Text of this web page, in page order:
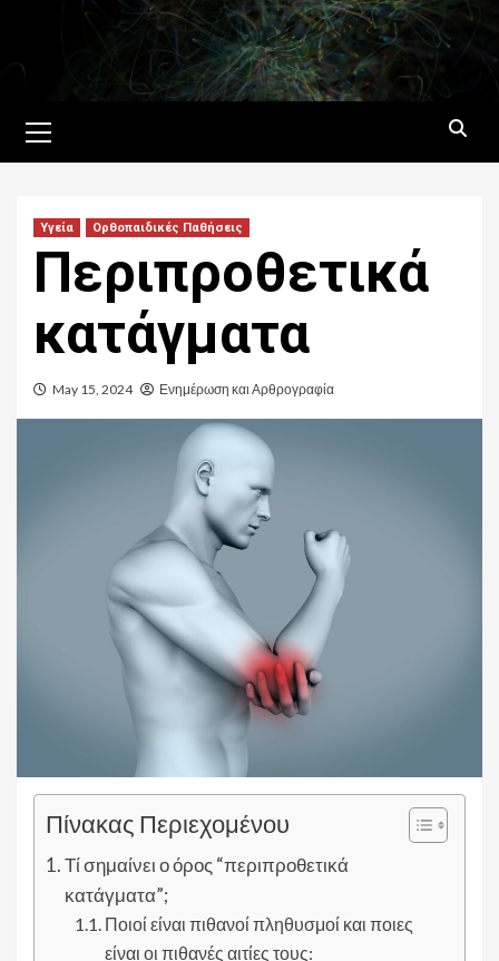
content
Menu
Υγεία Ορθοπαιδικές Παθήσεις
Περιπροθετικά
κατάγματα
May 15, 2024 Ενημέρωση και Αρθρογραφία
Πίνακας Περιεχομένου
Τί σημαίνει ο όρος “περιπροθετικά
κατάγματα”;
Ποιοί είναι πιθανοί πληθυσμοί και ποιες
είναι οι πιθανές αιτίες τους: